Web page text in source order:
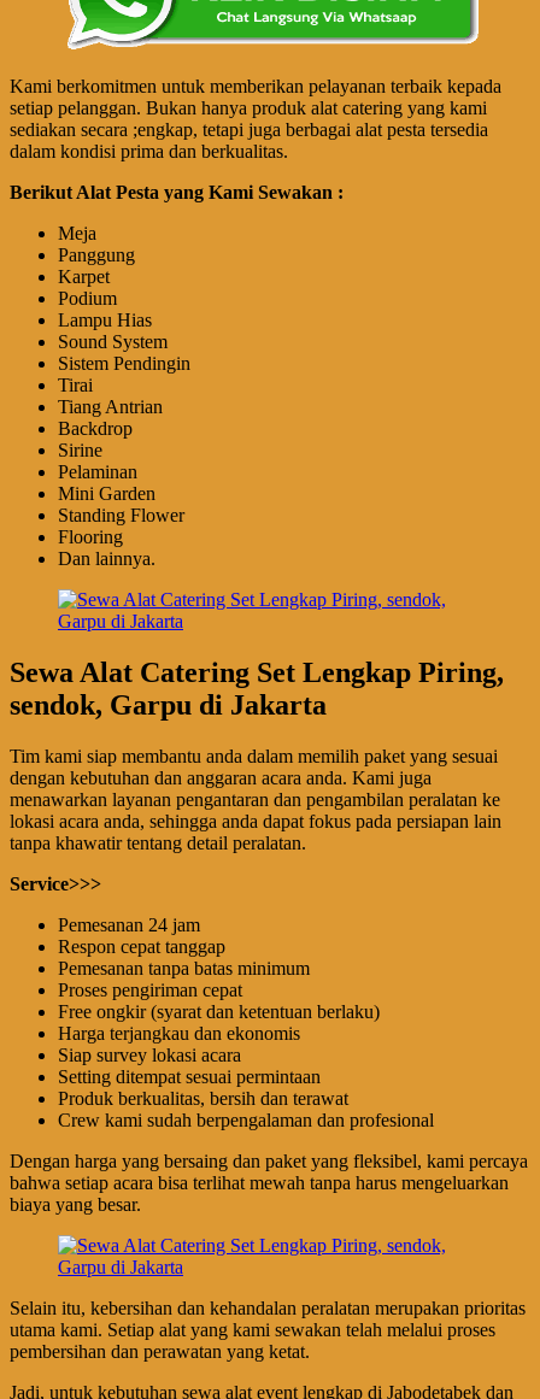
Kami berkomitmen untuk memberikan pelayanan terbaik kepada
setiap pelanggan. Bukan hanya produk alat catering yang kami
sediakan secara ;engkap, tetapi juga berbagai alat pesta tersedia
dalam kondisi prima dan berkualitas.
Berikut Alat Pesta yang Kami Sewakan :
Meja
Panggung
Karpet
Podium
Lampu Hias
Sound System
Sistem Pendingin
Tirai
Tiang Antrian
Backdrop
Sirine
Pelaminan
Mini Garden
Standing Flower
Flooring
Dan lainnya.
Sewa Alat Catering Set Lengkap Piring,
sendok, Garpu di Jakarta
Tim kami siap membantu anda dalam memilih paket yang sesuai
dengan kebutuhan dan anggaran acara anda. Kami juga
menawarkan layanan pengantaran dan pengambilan peralatan ke
lokasi acara anda, sehingga anda dapat fokus pada persiapan lain
tanpa khawatir tentang detail peralatan.
Service>>>
Pemesanan 24 jam
Respon cepat tanggap
Pemesanan tanpa batas minimum
Proses pengiriman cepat
Free ongkir (syarat dan ketentuan berlaku)
Harga terjangkau dan ekonomis
Siap survey lokasi acara
Setting ditempat sesuai permintaan
Produk berkualitas, bersih dan terawat
Crew kami sudah berpengalaman dan profesional
Dengan harga yang bersaing dan paket yang fleksibel, kami percaya
bahwa setiap acara bisa terlihat mewah tanpa harus mengeluarkan
biaya yang besar.
Selain itu, kebersihan dan kehandalan peralatan merupakan prioritas
utama kami. Setiap alat yang kami sewakan telah melalui proses
pembersihan dan perawatan yang ketat.
Jadi, untuk kebutuhan sewa alat event lengkap di Jabodetabek dan